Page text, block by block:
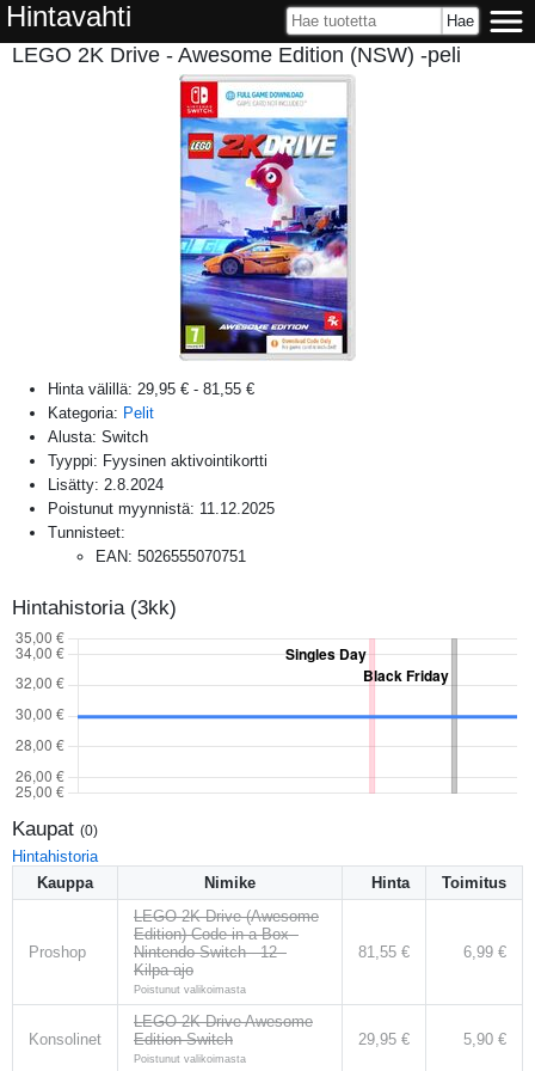
Hintavahti
LEGO 2K Drive - Awesome Edition (NSW) -peli
Hinta välillä: 29,95 € - 81,55 €
Kategoria: Pelit
Alusta: Switch
Tyyppi: Fyysinen aktivointikortti
Lisätty: 2.8.2024
Poistunut myynnistä: 11.12.2025
Tunnisteet:
EAN: 5026555070751
Hintahistoria (3kk)
Kaupat (0)
Hintahistoria
Kauppa
Nimike Hinta Toimitus
Proshop
LEGO 2K Drive (Awesome
Edition) Code in a Box -
Nintendo Switch - 12 -
Kilpa-ajo
Poistunut valikoimasta
81,55 € 6,99 €
Konsolinet
LEGO 2K Drive Awesome
Edition Switch
Poistunut valikoimasta
29,95 € 5,90 €